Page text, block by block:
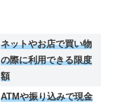
ネットやお店で買い物
の際に利用できる限度
額
ATMや振り込みで現金